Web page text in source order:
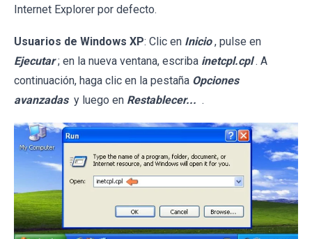
Internet Explorer por defecto.
Usuarios de Windows XP: Clic en Inicio , pulse en
Ejecutar ; en la nueva ventana, escriba inetcpl.cpl . A
continuación, haga clic en la pestaña Opciones
avanzadas y luego en Restablecer... .